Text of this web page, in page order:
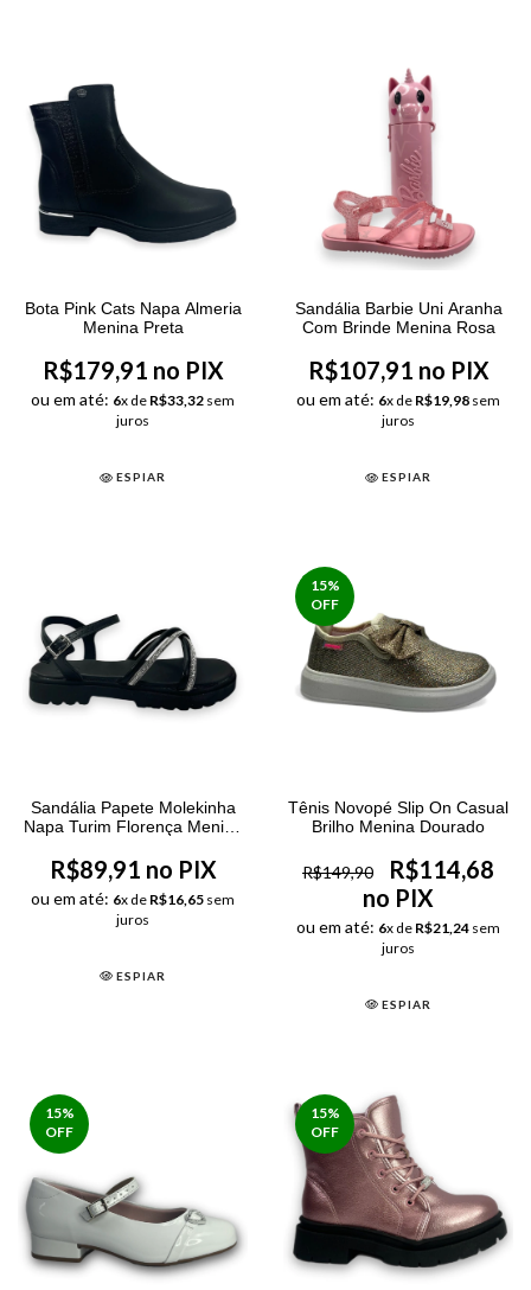
Bota Pink Cats Napa Almeria
Menina Preta
R$179,91 no PIX
ou em até: 6x de R$33,32 sem
juros
ESPIAR
Sandália Barbie Uni Aranha
Com Brinde Menina Rosa
R$107,91 no PIX
ou em até: 6x de R$19,98 sem
juros
ESPIAR
Sandália Papete Molekinha
Napa Turim Florença Menina
R$89,91 no PIX
ou em até: 6x de R$16,65 sem
juros
ESPIAR
15%
OFF
Tênis Novopé Slip On Casual
Brilho Menina Dourado
R$149,90
R$114,68
no PIX
ou em até: 6x de R$21,24 sem
juros
ESPIAR
15%
OFF
15%
OFF